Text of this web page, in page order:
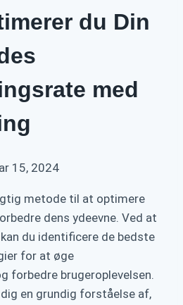
du Din
med
15, 2024
metode til at optimere
dens ydeevne. Ved at
du identificere de bedste
for at øge
forbedre brugeroplevelsen.
en grundig forståelse af,